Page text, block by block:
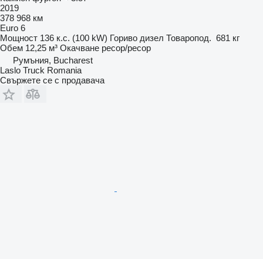
2019
378 968 км
Euro 6
Мощност 136 к.с. (100 kW) Гориво дизел Товаропод. 681 кг
Обем 12,25 м³ Окачване ресор/ресор
Румъния, Bucharest
Laslo Truck Romania
Свържете се с продавача